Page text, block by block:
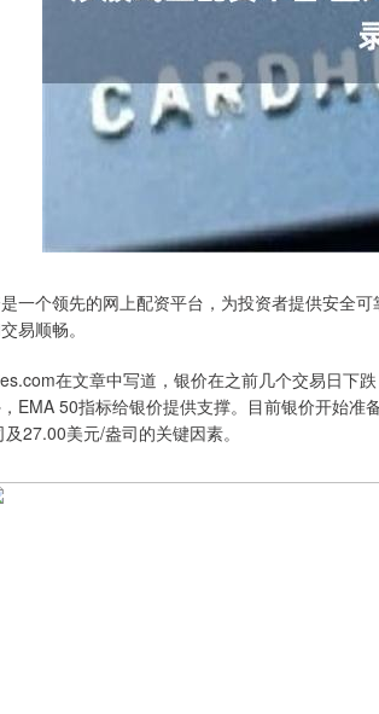
一个领先的网上配资平台，为投资者提供安全
易顺畅。
在文章中写道，银价在之前几个交易日下
EMA 50指标给银价提供支撑。目前银价开始
27.00美元/盎司的关键因素。